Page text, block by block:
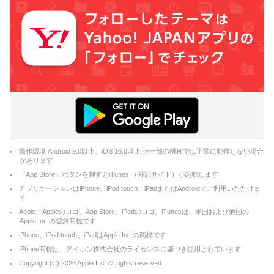
動作環境 Android 9.0以上、iOS 16.0以上 ※一部の機種では正常に動作しない場合
があります
「App Store」ボタンを押すとiTunes （外部サイト）が起動します
アプリケーションはiPhone、iPod touch、iPadまたはAndroidでご利用いただけま
す
Apple、Appleのロゴ、App Store、iPodのロゴ、iTunesは、米国および他国の
Apple Inc.の登録商標です
iPhone、iPod touch、iPadはApple Inc.の商標です
iPhone商標は、アイホン株式会社のライセンスに基づき使用されています
Copyright (C) 2026Apple Inc. All rights reserved.